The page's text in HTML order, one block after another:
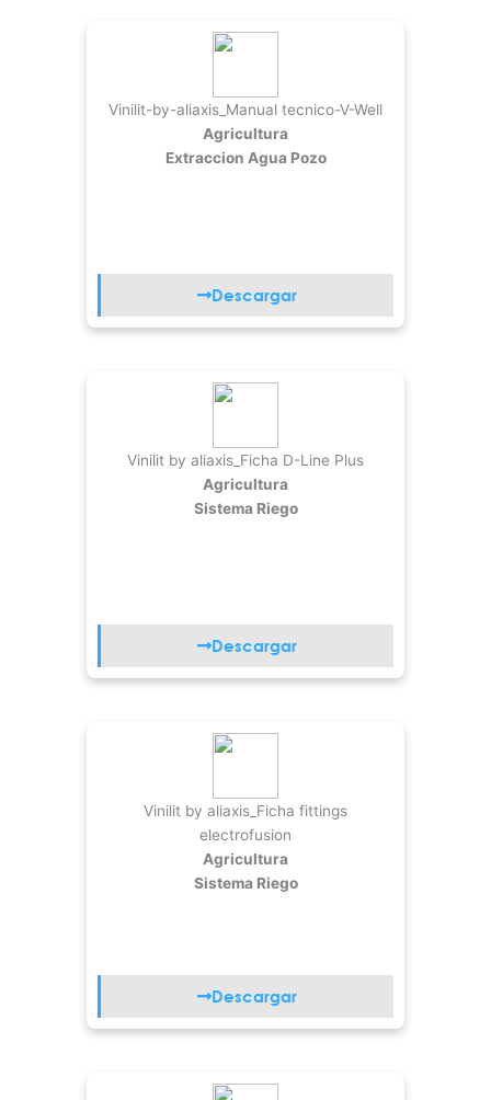
Vinilit-by-aliaxis_Manual tecnico-V-Well
Agricultura
Extraccion Agua Pozo
Descargar
Vinilit by aliaxis_Ficha D-Line Plus
Agricultura
Sistema Riego
Descargar
Vinilit by aliaxis_Ficha fittings
electrofusion
Agricultura
Sistema Riego
Descargar